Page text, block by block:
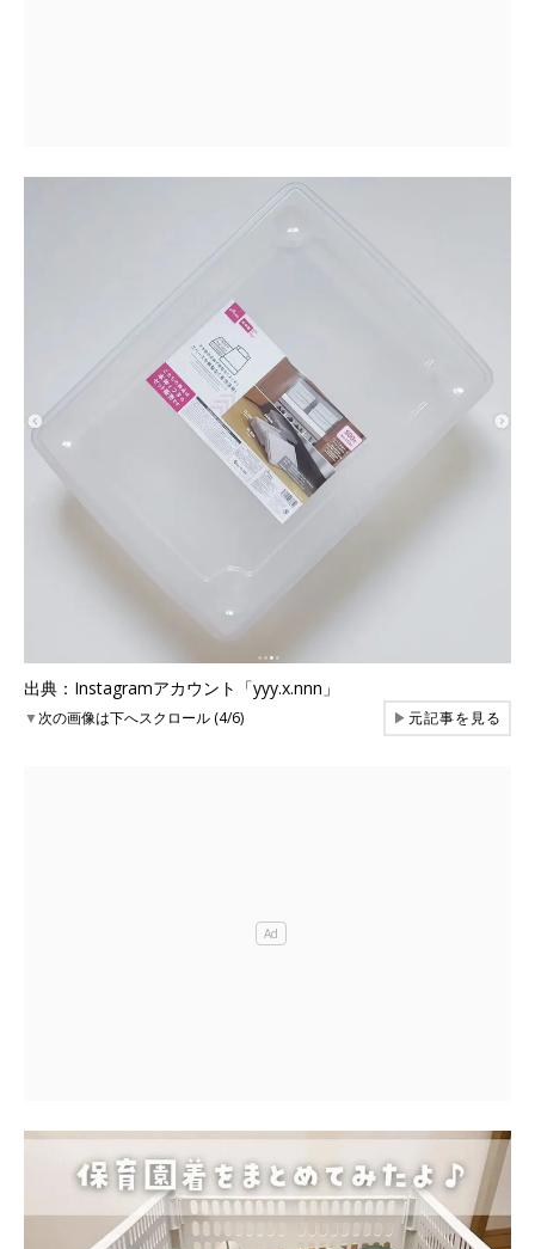
出典：Instagramアカウント「yyy.x.nnn」
▼次の画像は下へスクロール (4/6) ▶元記事を見る